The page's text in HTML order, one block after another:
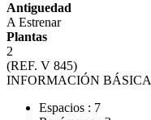
Antiguedad
A Estrenar
Plantas
2
(REF. V 845)
INFORMACIÓN BÁSICA
Espacios : 7